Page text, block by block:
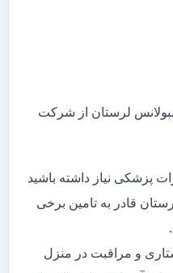
لرستان از شرکت
پزشکی نیاز داشته باشید
قادر به تامین برخی
و مراقبت در منزل